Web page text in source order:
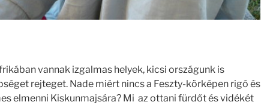
vannak izgalmas helyek, kicsi országunk is
rejteget. Nade miért nincs a Feszty-körképen rigó és
elmenni Kiskunmajsára? Mi az ottani fürdőt és vidékét